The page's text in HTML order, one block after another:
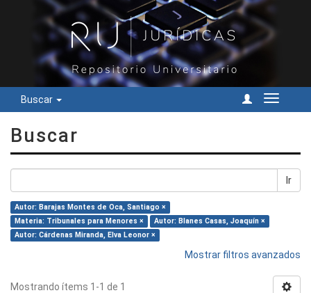
Buscar
Cambiar
Buscar
Ir
Autor: Barajas Montes de Oca, Santiago ×
Materia: Tribunales para Menores ×
Autor: Blanes Casas, Joaquín ×
Autor: Cárdenas Miranda, Elva Leonor ×
Mostrar filtros avanzados
Mostrando ítems 1-1 de 1